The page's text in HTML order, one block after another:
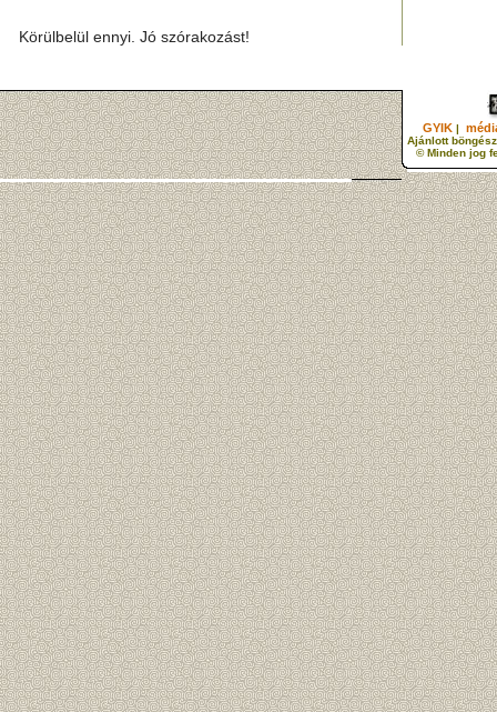
Körülbelül ennyi. Jó szórakozást!
GYIK |
Ajánlott
© Minden jog